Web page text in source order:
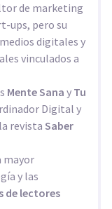
de marketing
ups, pero su
digitales y
vinculados a
Mente Sana y Tu
Digital y
revista Saber
mayor
y las
de lectores